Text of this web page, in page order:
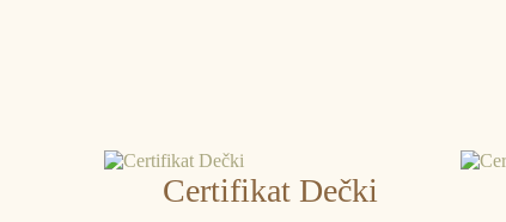
Certifikat Dečki